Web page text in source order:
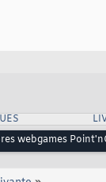
webgames